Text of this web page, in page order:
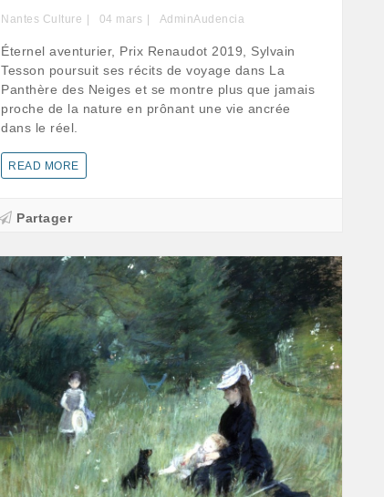
Nantes Culture 04 mars AdminAudencia
Éternel aventurier, Prix Renaudot 2019, Sylvain
Tesson poursuit ses récits de voyage dans La
Panthère des Neiges et se montre plus que jamais
proche de la nature en prônant une vie ancrée
dans le réel.
READ MORE
Partager